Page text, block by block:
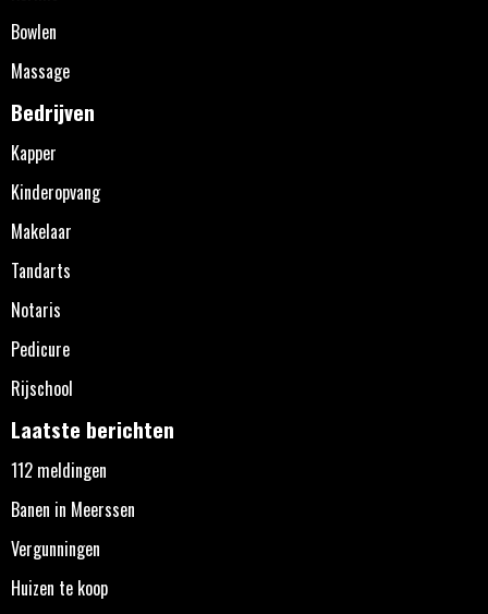
Bowlen
Massage
Bedrijven
Kapper
Kinderopvang
Makelaar
Tandarts
Notaris
Pedicure
Rijschool
Laatste berichten
112 meldingen
Banen in Meerssen
Vergunningen
Huizen te koop